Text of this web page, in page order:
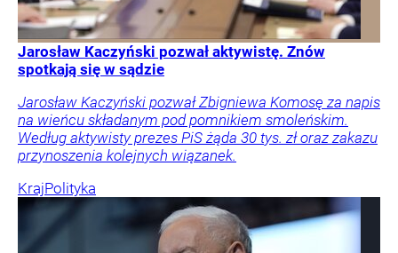
Jarosław Kaczyński pozwał aktywistę. Znów
spotkają się w sądzie
Jarosław Kaczyński pozwał Zbigniewa Komosę za napis
na wieńcu składanym pod pomnikiem smoleńskim.
Według aktywisty prezes PiS żąda 30 tys. zł oraz zakazu
przynoszenia kolejnych wiązanek.
KrajPolityka